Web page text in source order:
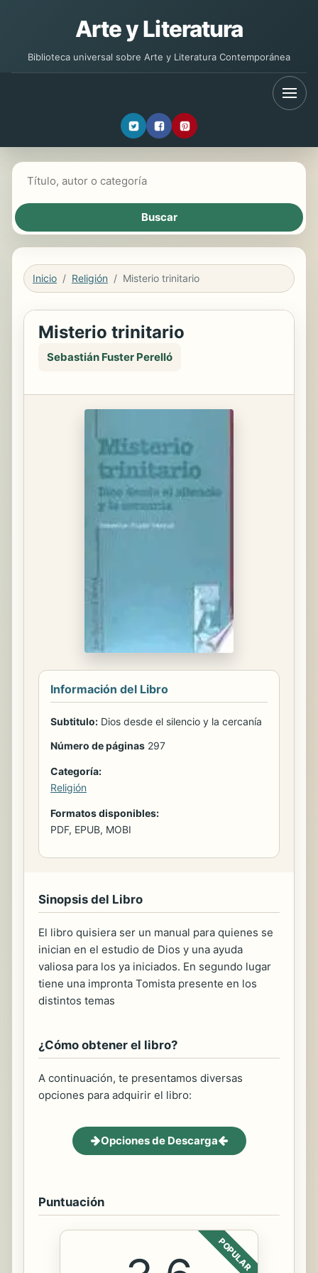
Arte y Literatura
Biblioteca universal sobre Arte y Literatura Contemporánea
Inicio Religión Misterio trinitario
Misterio trinitario
Sebastián Fuster Perelló
Información del Libro
Subtitulo: Dios desde el silencio y la cercanía
Número de páginas 297
Categoría:
Religión
Formatos disponibles:
PDF, EPUB, MOBI
Sinopsis del Libro
El libro quisiera ser un manual para quienes se
inician en el estudio de Dios y una ayuda
valiosa para los ya iniciados. En segundo lugar
tiene una impronta Tomista presente en los
distintos temas
¿Cómo obtener el libro?
A continuación, te presentamos diversas
opciones para adquirir el libro:
Opciones de Descarga
Puntuación
POPULAR